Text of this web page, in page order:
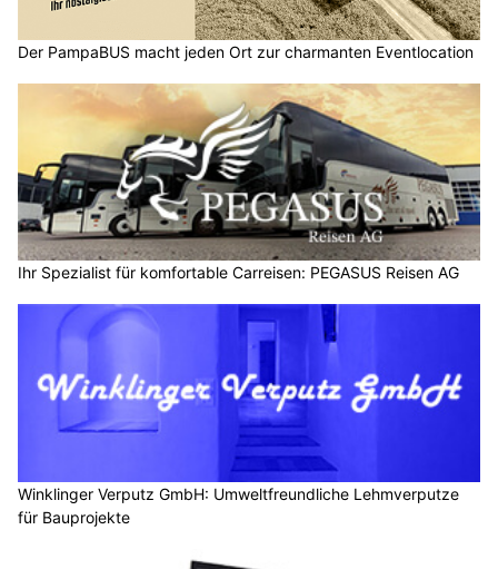
Der PampaBUS macht jeden Ort zur charmanten Eventlocation
Ihr Spezialist für komfortable Carreisen: PEGASUS Reisen AG
Winklinger Verputz GmbH: Umweltfreundliche Lehmverputze
für Bauprojekte